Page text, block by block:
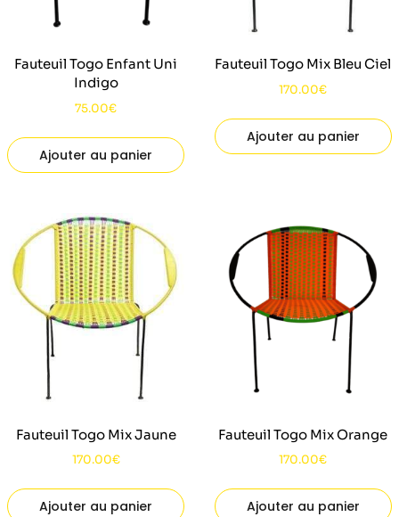
Fauteuil Togo Enfant Uni
Indigo
75.00€
Ajouter au panier
Fauteuil Togo Mix Bleu Ciel
170.00€
Ajouter au panier
Fauteuil Togo Mix Jaune
170.00€
Ajouter au panier
Fauteuil Togo Mix Orange
170.00€
Ajouter au panier